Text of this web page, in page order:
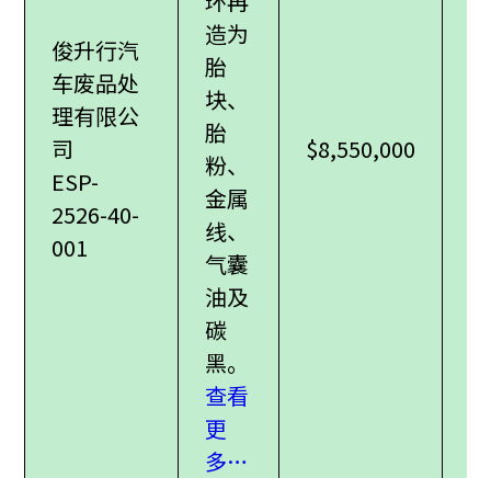
俊升行汽
车废品处
理有限公
司
ESP-
2526-40-
001
造为
胎
块、
胎
粉、
金属
线、
气囊
油及
碳
黑。
查看
更
多…
$8,550,000